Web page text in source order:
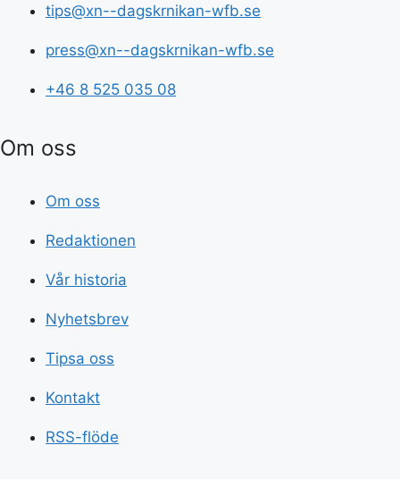
tips@xn--dagskrnikan-wfb.se
press@xn--dagskrnikan-wfb.se
+46 8 525 035 08
Om oss
Om oss
Redaktionen
Vår historia
Nyhetsbrev
Tipsa oss
Kontakt
RSS-flöde